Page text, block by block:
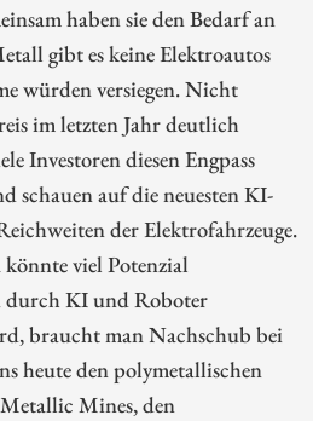
haben sie den Bedarf an
gibt es keine Elektroautos
würden versiegen. Nicht
im letzten Jahr deutlich
Investoren diesen Engpass
schauen auf die neuesten KI-
der Elektrofahrzeuge.
viel Potenzial
durch KI und Roboter
braucht man Nachschub bei
heute den polymetallischen
Mines, den